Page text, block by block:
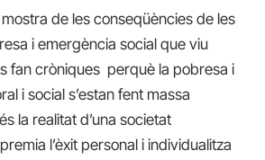
de les conseqüències de les
i emergència social que viu
fan cròniques perquè la pobresa i
i social s’estan fent massa
la realitat d’una societat
l’èxit personal i individualitza